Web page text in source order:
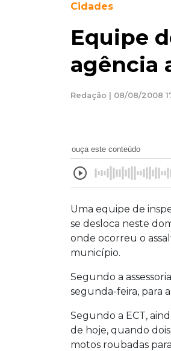
Cidades
Equipe
agência
Redação | 08/08/2008
ouça este conteúdo
Uma equipe de
se desloca neste
onde ocorreu o
município.
Segundo a
segunda-feira, para
Segundo a ECT,
de hoje, quando
motos roubadas